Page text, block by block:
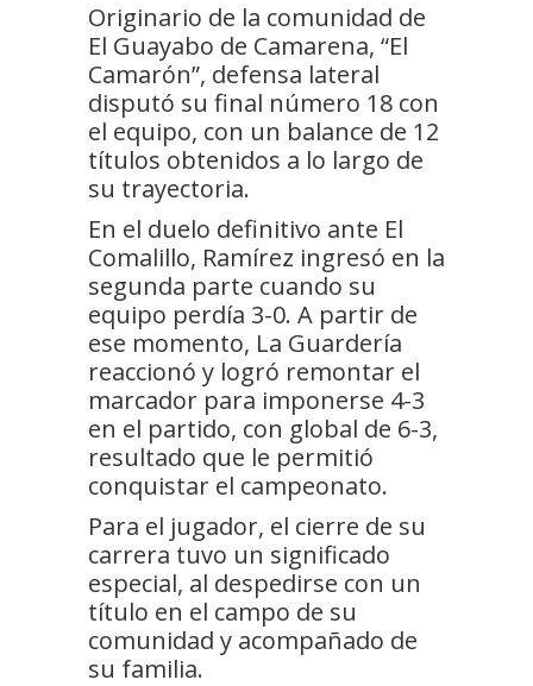
Originario de la comunidad de
El Guayabo de Camarena, “El
Camarón”, defensa lateral
disputó su final número 18 con
el equipo, con un balance de 12
títulos obtenidos a lo largo de
su trayectoria.
En el duelo definitivo ante El
Comalillo, Ramírez ingresó en la
segunda parte cuando su
equipo perdía 3-0. A partir de
ese momento, La Guardería
reaccionó y logró remontar el
marcador para imponerse 4-3
en el partido, con global de 6-3,
resultado que le permitió
conquistar el campeonato.
Para el jugador, el cierre de su
carrera tuvo un significado
especial, al despedirse con un
título en el campo de su
comunidad y acompañado de
su familia.